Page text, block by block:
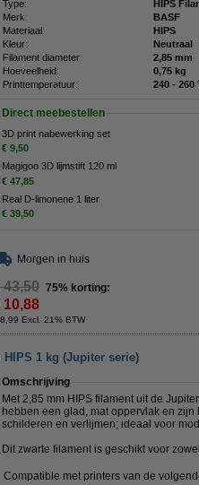
Type: HIPS
Merk:
BASF
Materiaal:
HIPS
Kleur:
Neutraal
Filament diameter:
2,85 mm
Hoeveelheid:
0,75 kg
Printtemperatuur:
240 - 260
Direct meebestellen
3D print nabewerking set
€ 9,50
Magigoo 3D lijmstift 120 ml
€ 47,85
Real D-limonene 1 liter
€ 39,50
Morgen in huis
43,50 75% korting:
10,88
Excl. 21% BTW
HIPS 1 kg (Jupiter serie)
Omschrijving
Met 2,85 mm HIPS filament uit de
hebben een glad, mat oppervlak en
schilderen en verlijmen; ideaal voor
Dit zwarte filament is geschikt voor
Compatible met printers van de